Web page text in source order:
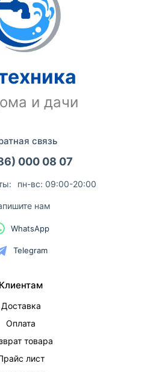
и дачи
связь
000 08 07
пн-вс: 09:00-20:00
нам
WhatsApp
Telegram
Клиентам
Доставка
Оплата
товара
лист